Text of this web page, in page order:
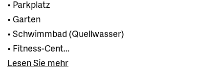
• Parkplatz
• Garten
• Schwimmbad (Quellwasser)
• Fitness-Cent...
Lesen Sie mehr